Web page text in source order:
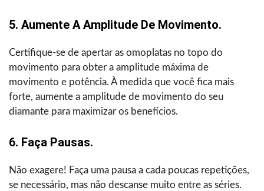
5. Aumente A Amplitude De Movimento.
Certifique-se de apertar as omoplatas no topo do
movimento para obter a amplitude máxima de
movimento e potência. À medida que você fica mais
forte, aumente a amplitude de movimento do seu
diamante para maximizar os benefícios.
6. Faça Pausas.
Não exagere! Faça uma pausa a cada poucas repetições,
se necessário, mas não descanse muito entre as séries.